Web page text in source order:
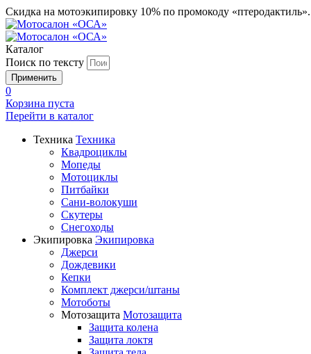
Скидка на мотоэкипировку 10% по промокоду
Каталог
Поиск по тексту
0
Корзина пуста
Перейти в каталог
Техника Техника
Квадроциклы
Мопеды
Мотоциклы
Питбайки
Сани-волокуши
Скутеры
Снегоходы
Экипировка Экипировка
Джерси
Дождевики
Кепки
Комплект джерси/штаны
Мотоботы
Мотозащита Мотозащита
Защита колена
Защита локтя